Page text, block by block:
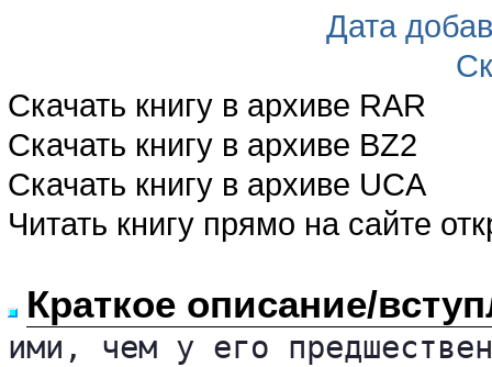
Дата
Скачать книгу в архиве RAR
Скачать книгу в архиве BZ2
Скачать книгу в архиве UCA
Читать книгу прямо на сайте
Краткое описание/
ими, чем у его